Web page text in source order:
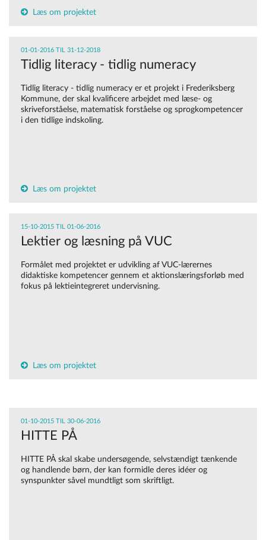
Læs om projektet
01-01-2016 TIL 31-12-2018
Tidlig literacy - tidlig numeracy
Tidlig literacy - tidlig numeracy er et projekt i Frederiksberg
Kommune, der skal kvalificere arbejdet med læse- og
skriveforståelse, matematisk forståelse og sprogkompetencer
i den tidlige indskoling.
Læs om projektet
15-10-2015 TIL 01-06-2016
Lektier og læsning på VUC
Formålet med projektet er udvikling af VUC-lærernes
didaktiske kompetencer gennem et aktionslæringsforløb med
fokus på lektieintegreret undervisning.
Læs om projektet
01-10-2015 TIL 30-06-2016
HITTE PÅ
HITTE PÅ skal skabe undersøgende, selvstændigt tænkende
og handlende børn, der kan formidle deres idéer og
synspunkter såvel mundtligt som skriftligt.